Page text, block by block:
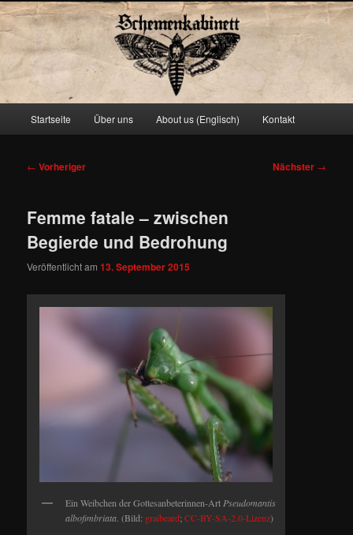
Schemenkabinett
Zum
springen
Startseite Über uns About us (Englisch) Kontakt
Beitragsnavigation
← Vorheriger Nächster →
Femme fatale – zwischen
Begierde und Bedrohung
Veröffentlicht am13. September 2015
Ein Weibchen der Gottesanbeterinnen-Art Pseudomantis
albofimbriata . (Bild: graibeard;CC-BY-SA-2.0-Lizenz)